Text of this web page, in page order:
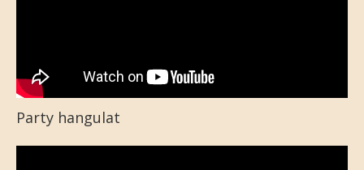
Party hangulat